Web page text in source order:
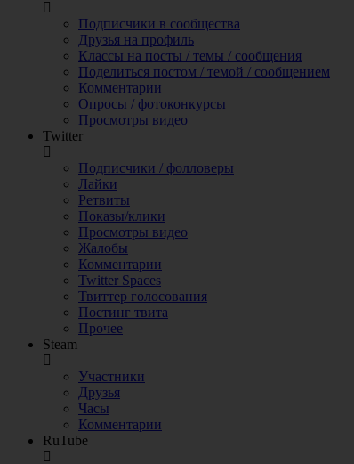
Подписчики в сообщества
Друзья на профиль
Классы на посты / темы / сообщения
Поделиться постом / темой / сообщением
Комментарии
Опросы / фотоконкурсы
Просмотры видео
Twitter
Подписчики / фолловеры
Лайки
Ретвиты
Показы/клики
Просмотры видео
Жалобы
Комментарии
Twitter Spaces
Твиттер голосования
Постинг твита
Прочее
Steam
Участники
Друзья
Часы
Комментарии
RuTube